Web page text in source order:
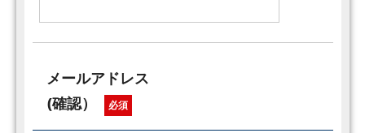
メールアドレス
(確認）
必須